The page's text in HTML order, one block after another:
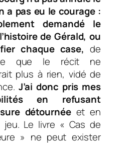
a pas eu le courage :
demandé le
de Gérald, ou
chaque case, de
que le récit ne
plus à rien, vidé de
J’ai donc pris mes
en refusant
détournéeet en
Le livre « Cas de
» ne peut exister